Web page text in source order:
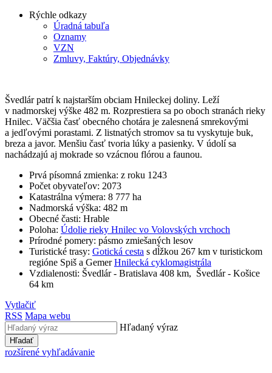
Rýchle odkazy
Úradná tabuľa
Oznamy
VZN
Zmluvy, Faktúry, Objednávky
Švedlár patrí k najstarším obciam Hnileckej doliny. Leží
v nadmorskej výške 482 m. Rozprestiera sa po oboch stranách rieky
Hnilec. Väčšia časť obecného chotára je zalesnená smrekovými
a jedľovými porastami. Z listnatých stromov sa tu vyskytuje buk,
breza a javor. Menšiu časť tvoria lúky a pasienky. V údolí sa
nachádzajú aj mokrade so vzácnou flórou a faunou.
Prvá písomná zmienka: z roku 1243
Počet obyvateľov: 2073
Katastrálna výmera: 8 777 ha
Nadmorská výška: 482 m
Obecné časti: Hrable
Poloha: Údolie rieky Hnilec vo Volovských vrchoch
Prírodné pomery: pásmo zmiešaných lesov
Turistické trasy: Gotická cesta s dĺžkou 267 km v turistickom
regióne Spiš a GemerHnilecká cyklomagistrála
Vzdialenosti: Švedlár - Bratislava 408 km, Švedlár - Košice
64 km
Vytlačiť
RSS Mapa webu
Hľadaný výraz
Hľadať
rozšírené vyhľadávanie